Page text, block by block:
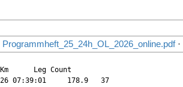
Programmheft_25_24h_OL_2026_online.pdf·